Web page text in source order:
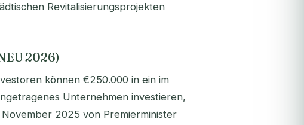
Revitalisierungsprojekten
2026)
können €250.000 in ein im
Unternehmen investieren,
2025 von Premierminister